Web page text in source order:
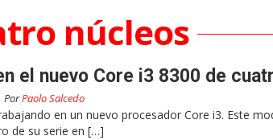
núcleos
el nuevo Core i3 8300 de
PorPaolo Salcedo
en un nuevo procesador Core i3. Este
de su serie en […]